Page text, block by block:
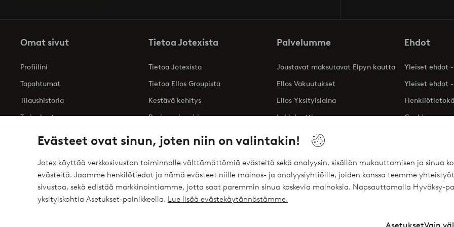
Evästeet ovat sinun, joten niin on valintakin!
Jotex käyttää verkkosivuston toiminnalle välttämättömiä evästeitä sekä analyysin, sisällön mukauttamisen ja sinua
evästeitä. Jaamme henkilötiedot ja nämä evästeet niille mainos- ja analyysiyhtiöille, joiden kanssa teemme
sivustoa, sekä edistää markkinointiamme, jotta saat paremmin sinua koskevia mainoksia. Napsauttamalla Hyväksy-
yksityiskohtia Asetukset-painikkeella. Lue lisää evästekäytännöstämme.
Omat sivut
Profiilini
Tapahtumat
Tilaushistoria
Tarjoukset
Tietoa Jotexista
Tietoa Jotexista
Tietoa Ellos Groupista
Kestävä kehitys
Business inquiries
Saavutettavuusseloste
Palvelumme
Joustavat maksutavat Elpyn kautta
Ellos Vakuutukset
Ellos Yksityislaina
Lahjakortti
Ehdot
Yleiset ehdot
Yleiset ehdot
Cookies
Turvalliset maksut – maksa nyt tai erissä
Haluatko tietää ? elpy